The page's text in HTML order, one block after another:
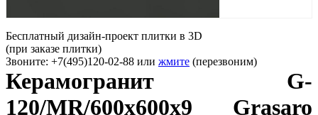
Бесплатный дизайн-проект плитки в 3D
(при заказе плитки)
Звоните: +7(495)120-02-88 или жмите (перезвоним)
Керамогранит G-
120/MR/600x600x9 Grasaro